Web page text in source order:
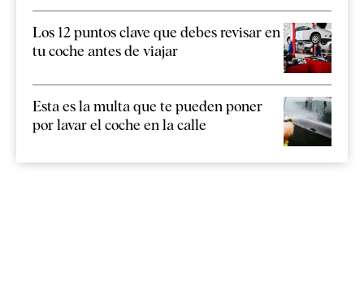
Los 12 puntos clave que debes revisar en
tu coche antes de viajar
Esta es la multa que te pueden poner
por lavar el coche en la calle